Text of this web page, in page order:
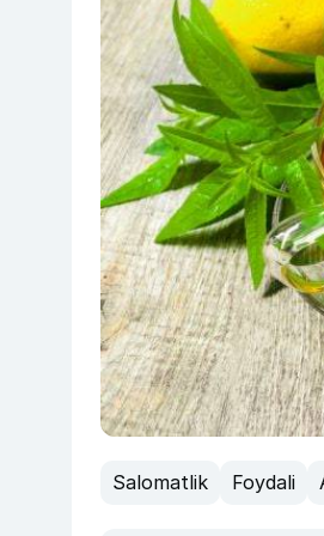
Salomatlik Foydali